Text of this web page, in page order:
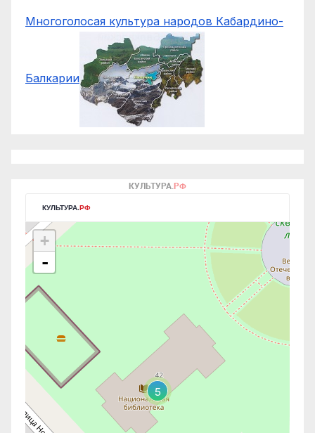
Многоголосая культура народов Кабардино-
Балкарии